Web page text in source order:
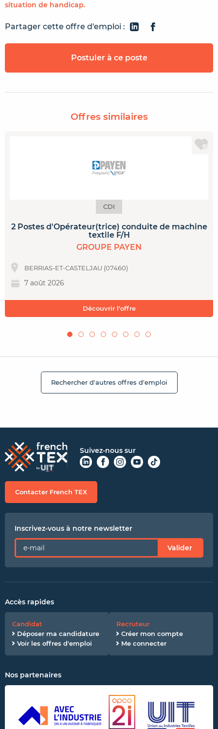
situation de handicap.
Partager cette offre d'emploi :
Postuler à ce poste
Offres similaires
CDI
2 Postes d'Opérateur(trice) conduite de machine
textile F/H
GROUPE PAYEN
BERRIAS-ET-CASTELJAU (07460)
7 août 2026
Découvrir l'offre
Rechercher d'autres offres d'emploi
Suivez-nous sur
Contacter French TEX
Inscrivez-vous à notre newsletter
Valider
Accès rapides
Candidat
Déposer ma candidature
Voir les offres d'emploi
Recruteur
Créer mon compte
Me connecter
Nos partenaires